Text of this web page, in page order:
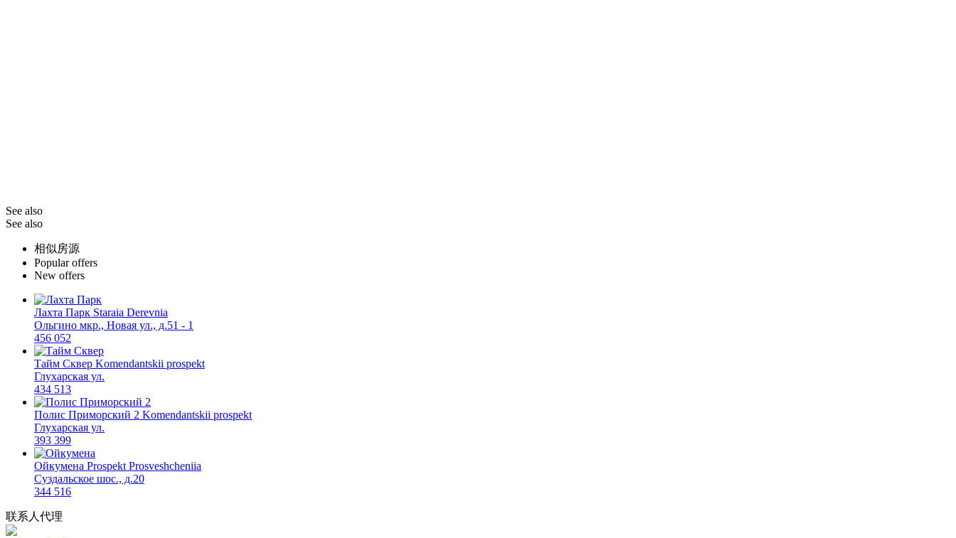
See also
See also
相似房源
Popular offers
New offers
Лахта Парк Staraia Derevnia
Ольгино мкр., Новая ул., д.51 - 1
456 052
Тайм Сквер Komendantskii prospekt
Глухарская ул.
434 513
Полис Приморский 2 Komendantskii prospekt
Глухарская ул.
393 399
Ойкумена Prospekt Prosveshcheniia
Суздальское шос., д.20
344 516
联系人代理